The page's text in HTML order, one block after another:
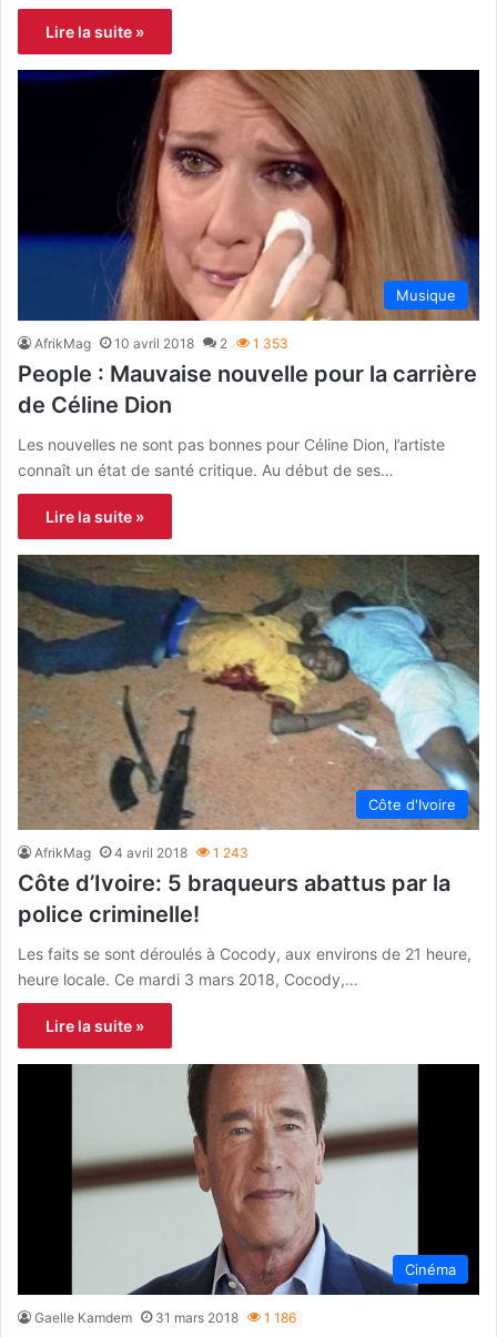
Lire la suite »
Musique
AfrikMag 10 avril 2018 2 1 353
People : Mauvaise nouvelle pour la carrière
de Céline Dion
Les nouvelles ne sont pas bonnes pour Céline Dion, l’artiste
connaît un état de santé critique. Au début de ses…
Lire la suite »
Côte d'Ivoire
AfrikMag 4 avril 2018 1 243
Côte d’Ivoire: 5 braqueurs abattus par la
police criminelle!
Les faits se sont déroulés à Cocody, aux environs de 21 heure,
heure locale. Ce mardi 3 mars 2018, Cocody,…
Lire la suite »
Cinéma
Gaelle Kamdem 31 mars 2018 1 186